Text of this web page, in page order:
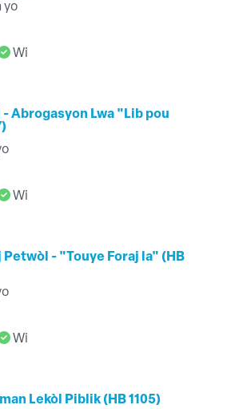
yo
Wi
Abrogasyon Lwa "Lib pou
Wi
Petwòl - "Touye Foraj la" (HB
Wi
Lekòl Piblik (HB 1105)